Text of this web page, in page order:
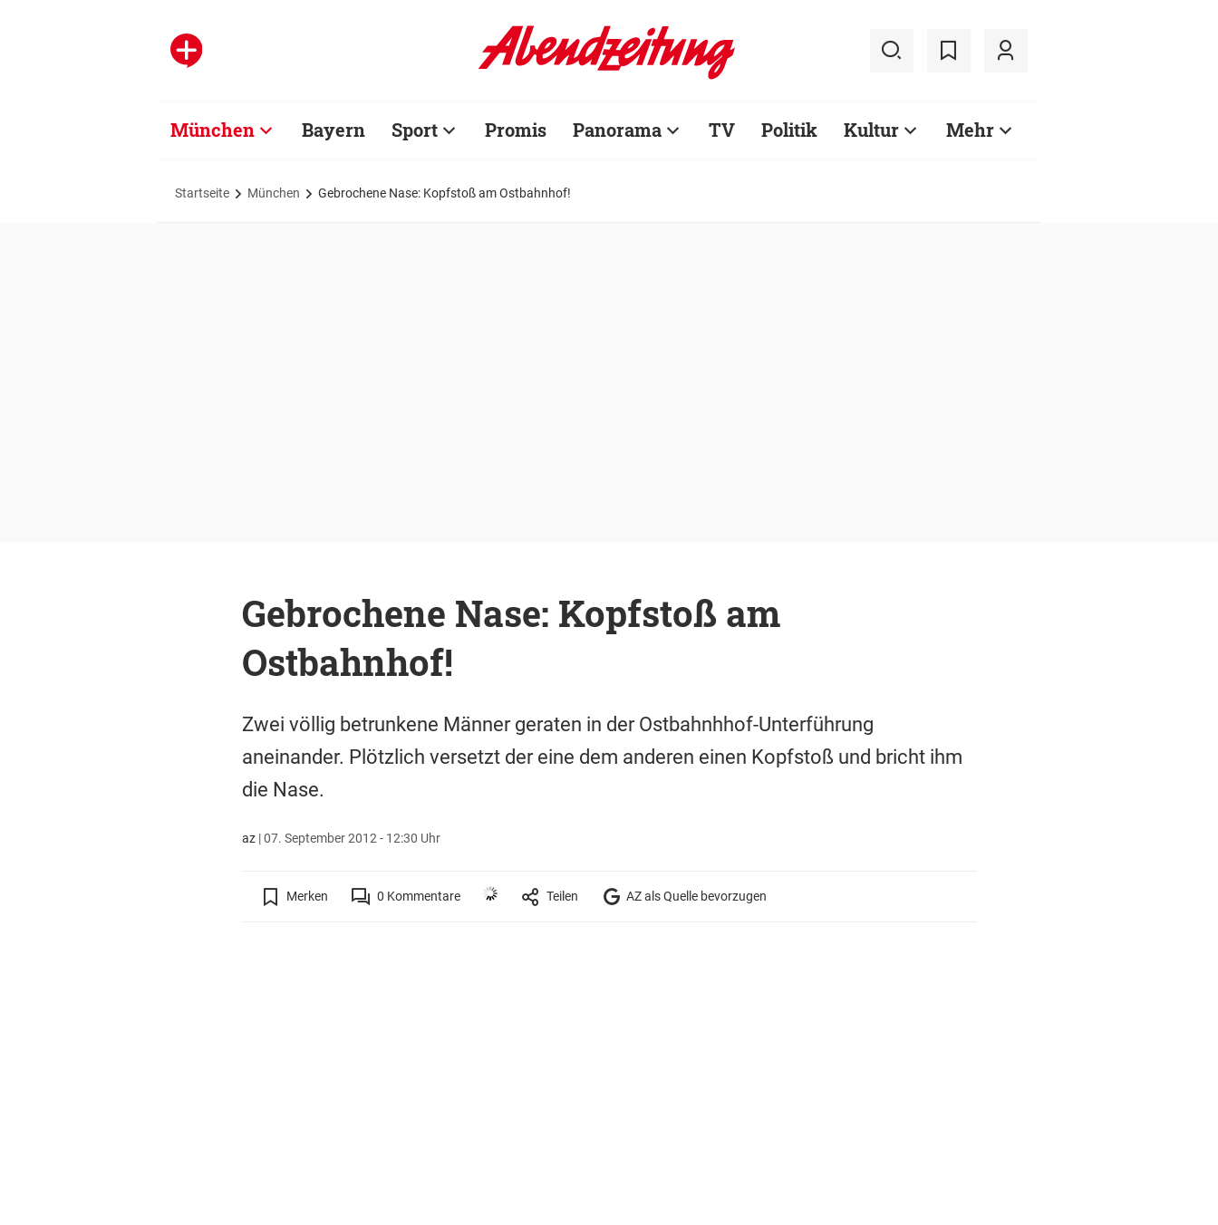
München Bayern Sport Promis Panorama TV Politik Kultur Mehr
Startseite München Gebrochene Nase: Kopfstoß am Ostbahnhof!
Gebrochene Nase: Kopfstoß am
Ostbahnhof!
Zwei völlig betrunkene Männer geraten in der Ostbahnhhof-Unterführung
aneinander. Plötzlich versetzt der eine dem anderen einen Kopfstoß und bricht ihm
die Nase.
az|07. September 2012 - 12:30 Uhr
Merken 0 Kommentare Teilen AZ als Quelle bevorzugen